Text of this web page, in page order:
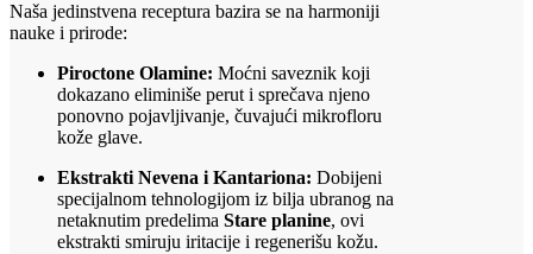
Naša jedinstvena receptura bazira se na harmoniji
nauke i prirode:
Piroctone Olamine: Moćni saveznik koji
dokazano eliminiše perut i sprečava njeno
ponovno pojavljivanje, čuvajući mikrofloru
kože glave.
Ekstrakti Nevena i Kantariona: Dobijeni
specijalnom tehnologijom iz bilja ubranog na
netaknutim predelima Stare planine, ovi
ekstrakti smiruju iritacije i regenerišu kožu.